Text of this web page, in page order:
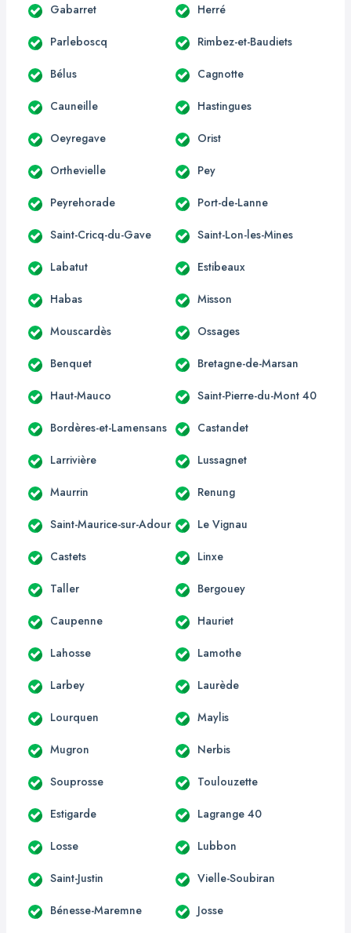
Gabarret Herré
Parleboscq Rimbez-et-Baudiets
Bélus Cagnotte
Cauneille Hastingues
Oeyregave Orist
Orthevielle Pey
Peyrehorade Port-de-Lanne
Saint-Cricq-du-Gave Saint-Lon-les-Mines
Labatut Estibeaux
Habas Misson
Mouscardès Ossages
Benquet Bretagne-de-Marsan
Haut-Mauco Saint-Pierre-du-Mont 40
Bordères-et-Lamensans Castandet
Larrivière Lussagnet
Maurrin Renung
Saint-Maurice-sur-Adour Le Vignau
Castets Linxe
Taller Bergouey
Caupenne Hauriet
Lahosse Lamothe
Larbey Laurède
Lourquen Maylis
Mugron Nerbis
Souprosse Toulouzette
Estigarde Lagrange 40
Losse Lubbon
Saint-Justin Vielle-Soubiran
Bénesse-Maremne Josse